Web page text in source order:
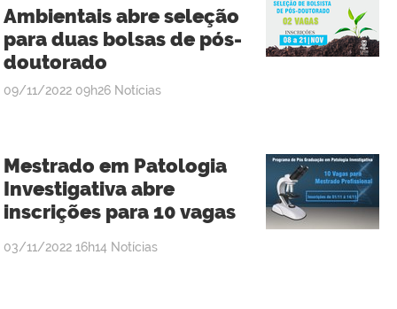
Ambientais abre seleção
para duas bolsas de pós-
doutorado
publicado
09/11/2022 09h26 Notícias
Mestrado em Patologia
Investigativa abre
inscrições para 10 vagas
publicado
03/11/2022 16h14 Notícias